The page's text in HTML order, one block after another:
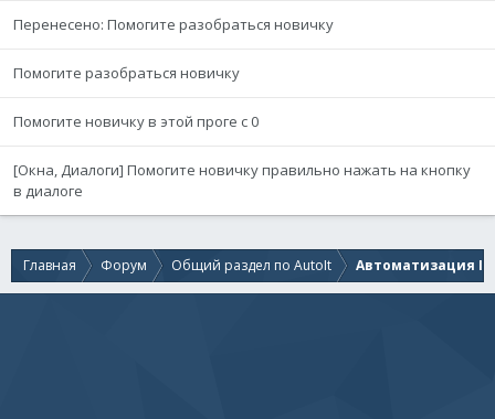
Перенесено: Помогите разобраться новичку
Помогите разобраться новичку
Помогите новичку в этой проге с 0
[Окна, Диалоги] Помогите новичку правильно нажать на кнопку
в диалоге
Главная Форум Общий раздел по AutoIt Автоматизация